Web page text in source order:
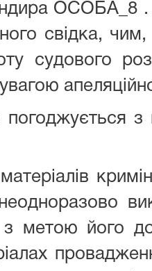
ОСОБА_8 .
свідка,
судового
погоджується
неодноразово
з метою його